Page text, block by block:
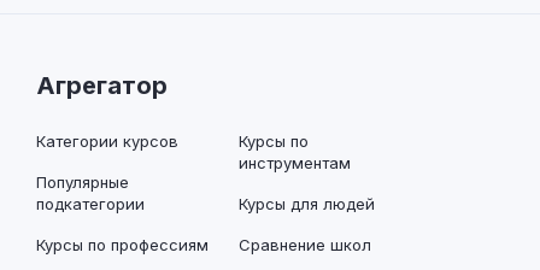
Агрегатор
Категории курсов
Популярные
подкатегории
Курсы по профессиям
Курсы по
инструментам
Курсы для людей
Сравнение школ